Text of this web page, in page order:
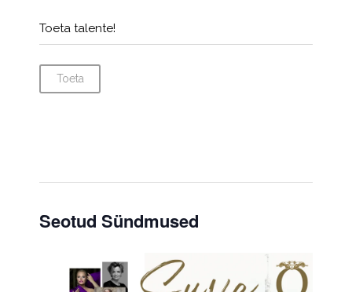
Toeta talente!
Toeta
Seotud Sündmused